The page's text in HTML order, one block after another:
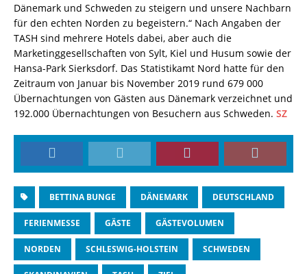
Dänemark und Schweden zu steigern und unsere Nachbarn
für den echten Norden zu begeistern.“ Nach Angaben der
TASH sind mehrere Hotels dabei, aber auch die
Marketinggesellschaften von Sylt, Kiel und Husum sowie der
Hansa-Park Sierksdorf. Das Statistikamt Nord hatte für den
Zeitraum von Januar bis November 2019 rund 679 000
Übernachtungen von Gästen aus Dänemark verzeichnet und
192.000 Übernachtungen von Besuchern aus Schweden. SZ
BETTINA BUNGE DÄNEMARK DEUTSCHLAND
FERIENMESSE GÄSTE GÄSTEVOLUMEN
NORDEN SCHLESWIG-HOLSTEIN SCHWEDEN